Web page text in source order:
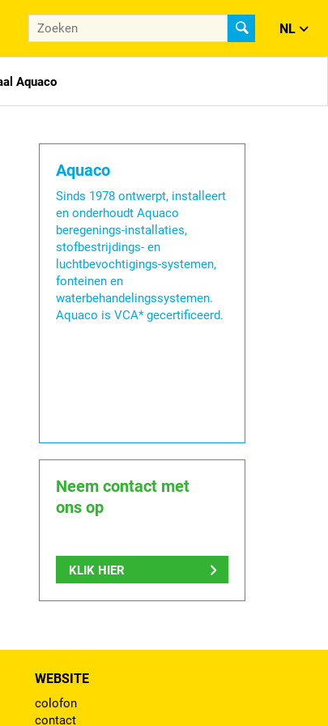
NL
Aquaco
Aquaco
Sinds 1978 ontwerpt, installeert
en onderhoudt Aquaco
beregenings-installaties,
stofbestrijdings- en
luchtbevochtigings-systemen,
fonteinen en
waterbehandelingssystemen.
Aquaco is VCA* gecertificeerd.
Neem contact met
ons op
KLIK HIER
WEBSITE
colofon
contact